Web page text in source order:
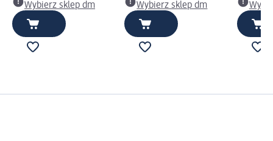
Wybierz sklep dm
Wybierz sklep dm